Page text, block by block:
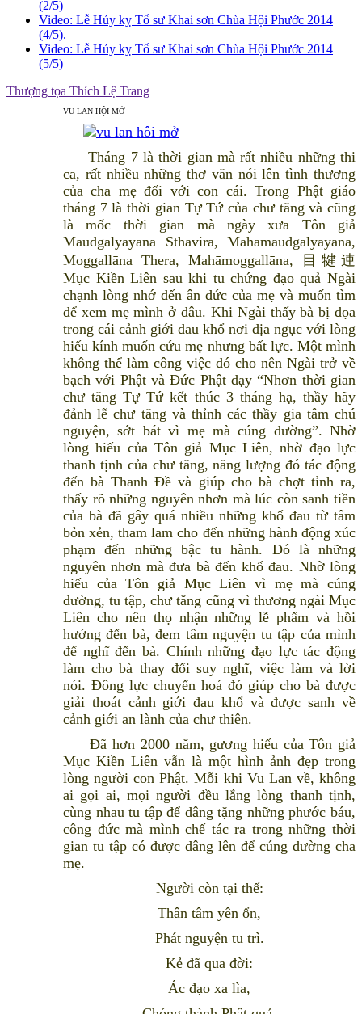
(2/5)
Video: Lễ Húy kỵ Tổ sư Khai sơn Chùa Hội Phước 2014
(4/5).
Video: Lễ Húy kỵ Tổ sư Khai sơn Chùa Hội Phước 2014
(5/5)
Thượng tọa Thích Lệ Trang
VU LAN HỘI MỞ
Tháng 7 là thời gian mà rất nhiều những thi
ca, rất nhiều những thơ văn nói lên tình thương
của cha mẹ đối với con cái. Trong Phật giáo
tháng 7 là thời gian Tự Tứ của chư tăng và cũng
là mốc thời gian mà ngày xưa Tôn giả
Maudgalyāyana Sthavira, Mahāmaudgalyāyana,
Moggallāna Thera, Mahāmoggallāna, 目犍連
Mục Kiền Liên sau khi tu chứng đạo quả Ngài
chạnh lòng nhớ đến ân đức của mẹ và muốn tìm
để xem mẹ mình ở đâu. Khi Ngài thấy bà bị đọa
trong cái cảnh giới đau khổ nơi địa ngục với lòng
hiếu kính muốn cứu mẹ nhưng bất lực. Một mình
không thể làm công việc đó cho nên Ngài trở về
bạch với Phật và Đức Phật dạy “Nhơn thời gian
chư tăng Tự Tứ kết thúc 3 tháng hạ, thầy hãy
đảnh lễ chư tăng và thỉnh các thầy gia tâm chú
nguyện, sớt bát vì mẹ mà cúng dường”. Nhờ
lòng hiếu của Tôn giả Mục Liên, nhờ đạo lực
thanh tịnh của chư tăng, năng lượng đó tác động
đến bà Thanh Đề và giúp cho bà chợt tỉnh ra,
thấy rõ những nguyên nhơn mà lúc còn sanh tiền
của bà đã gây quá nhiều những khổ đau từ tâm
bỏn xẻn, tham lam cho đến những hành động xúc
phạm đến những bậc tu hành. Đó là những
nguyên nhơn mà đưa bà đến khổ đau. Nhờ lòng
hiếu của Tôn giả Mục Liên vì mẹ mà cúng
dường, tu tập, chư tăng cũng vì thương ngài Mục
Liên cho nên thọ nhận những lễ phẩm và hồi
hướng đến bà, đem tâm nguyện tu tập của mình
để nghĩ đến bà. Chính những đạo lực tác động
làm cho bà thay đổi suy nghĩ, việc làm và lời
nói. Đông lực chuyển hoá đó giúp cho bà được
giải thoát cảnh giới đau khổ và được sanh về
cảnh giới an lành của chư thiên.
Đã hơn 2000 năm, gương hiếu của Tôn giả
Mục Kiền Liên vẫn là một hình ảnh đẹp trong
lòng người con Phật. Mỗi khi Vu Lan về, không
ai gọi ai, mọi người đều lắng lòng thanh tịnh,
cùng nhau tu tập để dâng tặng những phước báu,
công đức mà mình chế tác ra trong những thời
gian tu tập có được dâng lên để cúng dường cha
mẹ.
Người còn tại thế:
Thân tâm yên ổn,
Phát nguyện tu trì.
Kẻ đã qua đời:
Ác đạo xa lìa,